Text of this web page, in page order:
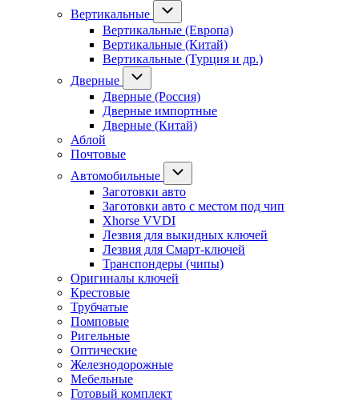
Вертикальные
Вертикальные (Европа)
Вертикальные (Китай)
Вертикальные (Турция и др.)
Дверные
Дверные (Россия)
Дверные импортные
Дверные (Китай)
Аблой
Почтовые
Автомобильные
Заготовки авто
Заготовки авто с местом под чип
Xhorse VVDI
Лезвия для выкидных ключей
Лезвия для Смарт-ключей
Транспондеры (чипы)
Оригиналы ключей
Крестовые
Трубчатые
Помповые
Ригельные
Оптические
Железнодорожные
Мебельные
Готовый комплект